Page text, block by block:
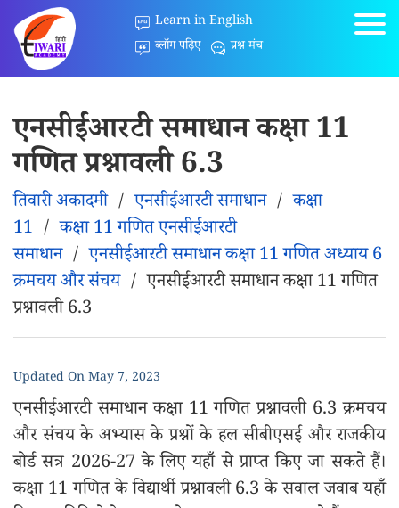
Learn in English
ब्लॉग पढ़िए
प्रश्न मंच
एनसीईआरटी समाधान कक्षा 11
गणित प्रश्नावली 6.3
तिवारी अकादमी/एनसीईआरटी समाधान/कक्षा
11 /कक्षा 11 गणित एनसीईआरटी
समाधान/एनसीईआरटी समाधान कक्षा 11 गणित अध्याय 6
क्रमचय और संचय/एनसीईआरटी समाधान कक्षा 11 गणित
प्रश्नावली 6.3
Updated OnMay 7, 2023
एनसीईआरटी समाधान कक्षा 11 गणित प्रश्नावली 6.3 क्रमचय
और संचय के अभ्यास के प्रश्नों के हल सीबीएसई और राजकीय
बोर्ड सत्र 2026-27 के लिए यहाँ से प्राप्त किए जा सकते हैं।
कक्षा 11 गणित के विद्यार्थी प्रश्नावली 6.3 के सवाल जवाब यहाँ